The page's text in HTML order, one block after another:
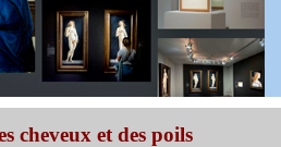
cheveux et des poils